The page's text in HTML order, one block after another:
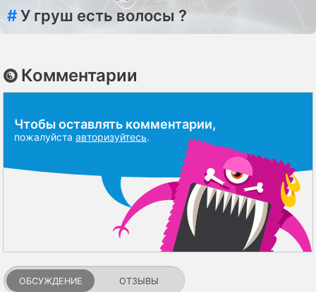
#У груш есть волосы ?
Комментарии
Чтобы оставлять комментарии,
пожалуйста авторизуйтесь.
ОБСУЖДЕНИЕ ОТЗЫВЫ